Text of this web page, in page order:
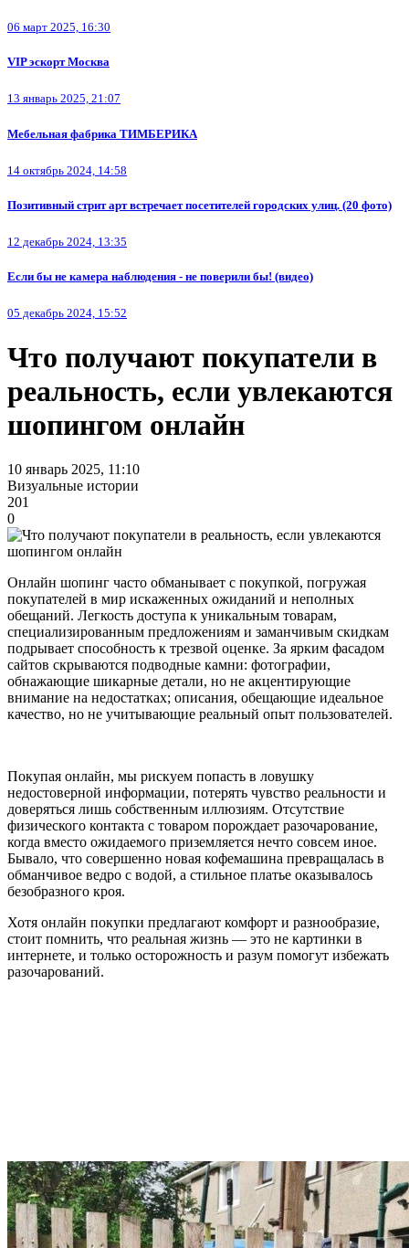
06 март 2025, 16:30
VIP эскорт Москва
13 январь 2025, 21:07
Мебельная фабрика ТИМБЕРИКА
14 октябрь 2024, 14:58
Позитивный стрит арт встречает посетителей городских улиц. (20 фото)
12 декабрь 2024, 13:35
Если бы не камера наблюдения - не поверили бы! (видео)
05 декабрь 2024, 15:52
Что получают покупатели в
реальность, если увлекаются
шопингом онлайн
10 январь 2025, 11:10
Визуальные истории
201
0
Онлайн шопинг часто обманывает с покупкой, погружая
покупателей в мир искаженных ожиданий и неполных
обещаний. Легкость доступа к уникальным товарам,
специализированным предложениям и заманчивым скидкам
подрывает способность к трезвой оценке. За ярким фасадом
сайтов скрываются подводные камни: фотографии,
обнажающие шикарные детали, но не акцентирующие
внимание на недостатках; описания, обещающие идеальное
качество, но не учитывающие реальный опыт пользователей.
Покупая онлайн, мы рискуем попасть в ловушку
недостоверной информации, потерять чувство реальности и
доверяться лишь собственным иллюзиям. Отсутствие
физического контакта с товаром порождает разочарование,
когда вместо ожидаемого приземляется нечто совсем иное.
Бывало, что совершенно новая кофемашина превращалась в
обманчивое ведро с водой, а стильное платье оказывалось
безобразного кроя.
Хотя онлайн покупки предлагают комфорт и разнообразие,
стоит помнить, что реальная жизнь — это не картинки в
интернете, и только осторожность и разум помогут избежать
разочарований.